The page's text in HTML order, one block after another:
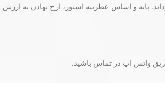
پایه و اساس عطرینه استور، ارج نهادن به ارزش
واتس اپ در تماس باشید.